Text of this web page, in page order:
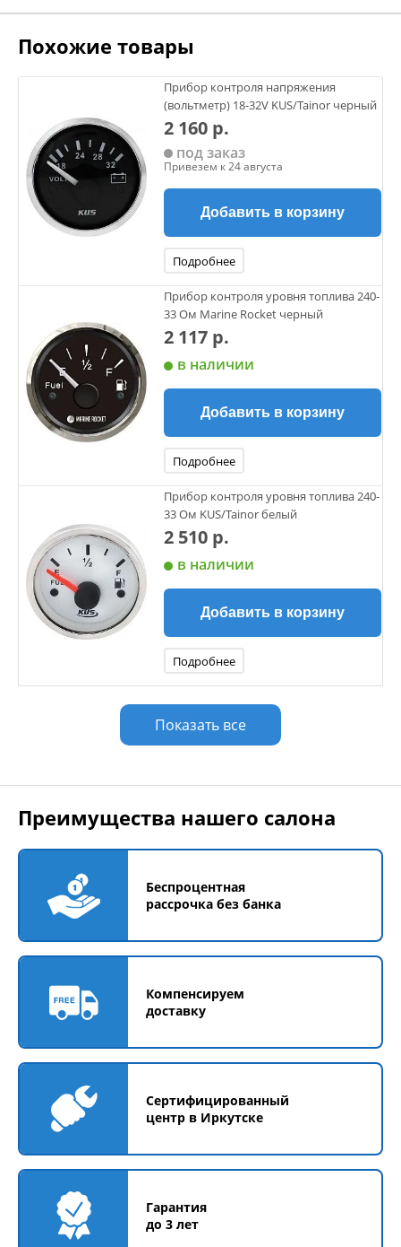
Похожие товары
Прибор контроля напряжения
(вольтметр) 18-32V KUS/Tainor черный
2 160 р.
под заказ
Привезем к 24 августа
Добавить в корзину
Подробнее
Прибор контроля уровня топлива 240-
33 Ом Marine Rocket черный
2 117 р.
в наличии
Добавить в корзину
Подробнее
Прибор контроля уровня топлива 240-
33 Ом KUS/Tainor белый
2 510 р.
в наличии
Добавить в корзину
Подробнее
Показать все
Преимущества нашего салона
Беспроцентная
рассрочка без банка
Компенсируем
доставку
Сертифицированный
центр в Иркутске
Гарантия
до 3 лет